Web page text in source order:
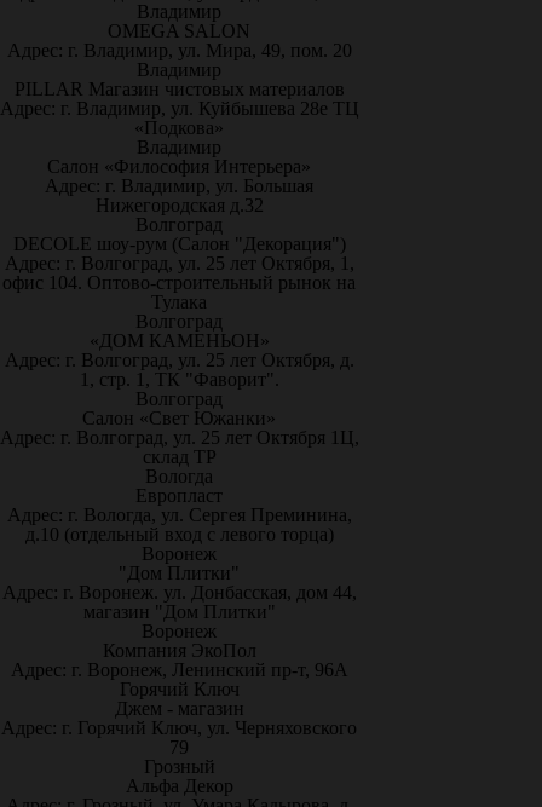
Владимир
OMEGA SALON
Адрес: г. Владимир, ул. Мира, 49, пом. 20
Владимир
PILLAR Магазин чистовых материалов
Адрес: г. Владимир, ул. Куйбышева 28е ТЦ
«Подкова»
Владимир
Салон «Философия Интерьера»
Адрес: г. Владимир, ул. Большая
Нижегородская д.32
Волгоград
DECOLE шоу-рум (Салон "Декорация")
Адрес: г. Волгоград, ул. 25 лет Октября, 1,
офис 104. Оптово-строительный рынок на
Тулака
Волгоград
«ДОМ КАМЕНЬОН»
Адрес: г. Волгоград, ул. 25 лет Октября, д.
1, стр. 1, ТК "Фаворит".
Волгоград
Салон «Свет Южанки»
Адрес: г. Волгоград, ул. 25 лет Октября 1Ц,
склад ТР
Вологда
Европласт
Адрес: г. Вологда, ул. Сергея Преминина,
д.10 (отдельный вход с левого торца)
Воронеж
"Дом Плитки"
Адрес: г. Воронеж. ул. Донбасская, дом 44,
магазин "Дом Плитки"
Воронеж
Компания ЭкоПол
Адрес: г. Воронеж, Ленинский пр-т, 96А
Горячий Ключ
Джем - магазин
Адрес: г. Горячий Ключ, ул. Черняховского
79
Грозный
Альфа Декор